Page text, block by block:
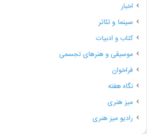
اخبار
سینما و تئاتر
کتاب و ادبیات
موسیقی و هنرهای تجسمی
فراخوان
نگاه هفته
میز هنری
رادیو میز هنری